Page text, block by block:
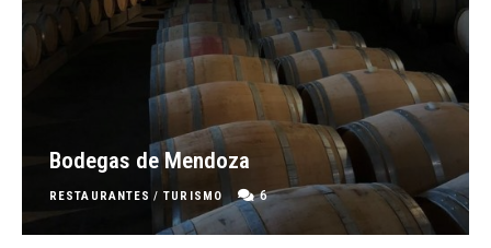
Bodegas de Mendoza
RESTAURANTES / TURISMO 6